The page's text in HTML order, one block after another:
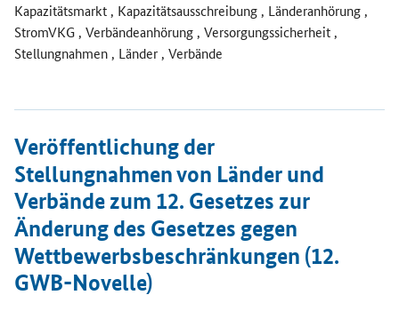
Kapazitätsmarkt , Kapazitätsausschreibung , Länderanhörung ,
StromVKG , Verbändeanhörung , Versorgungssicherheit ,
Stellungnahmen , Länder , Verbände
Veröffentlichung der
Stellungnahmen von Länder und
Verbände zum 12. Gesetzes zur
Änderung des Gesetzes gegen
Wettbewerbsbeschränkungen (12.
GWB-Novelle)
Öffnet Einzelsicht